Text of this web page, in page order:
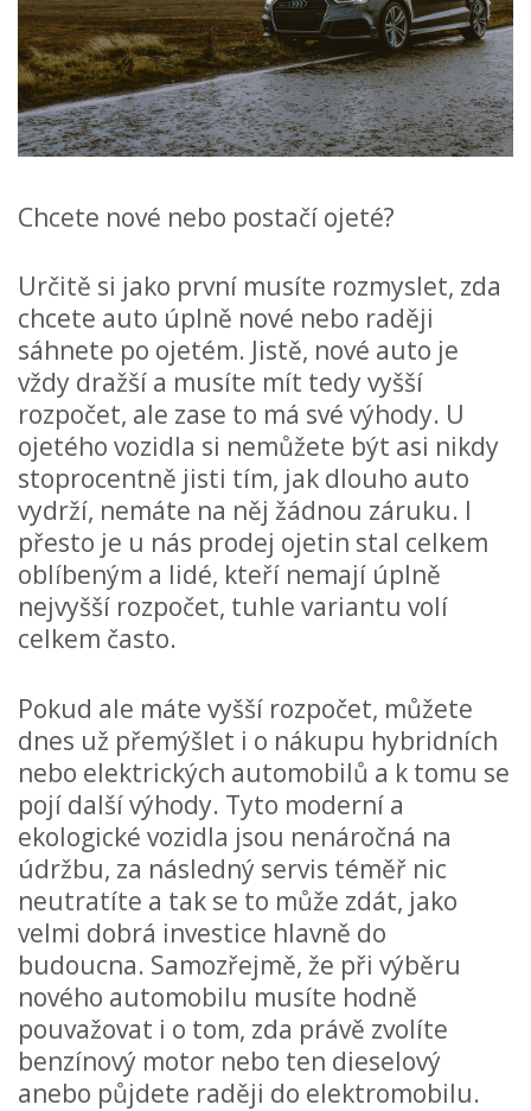
Chcete nové nebo postačí ojeté?
Určitě si jako první musíte rozmyslet, zda
chcete auto úplně nové nebo raději
sáhnete po ojetém. Jistě, nové auto je
vždy dražší a musíte mít tedy vyšší
rozpočet, ale zase to má své výhody. U
ojetého vozidla si nemůžete být asi nikdy
stoprocentně jisti tím, jak dlouho auto
vydrží, nemáte na něj žádnou záruku. I
přesto je u nás prodej ojetin stal celkem
oblíbeným a lidé, kteří nemají úplně
nejvyšší rozpočet, tuhle variantu volí
celkem často.
Pokud ale máte vyšší rozpočet, můžete
dnes už přemýšlet i o nákupu hybridních
nebo elektrických automobilů a k tomu se
pojí další výhody. Tyto moderní a
ekologické vozidla jsou nenáročná na
údržbu, za následný servis téměř nic
neutratíte a tak se to může zdát, jako
velmi dobrá investice hlavně do
budoucna. Samozřejmě, že při výběru
nového automobilu musíte hodně
pouvažovat i o tom, zda právě zvolíte
benzínový motor nebo ten dieselový
anebo půjdete raději do elektromobilu.